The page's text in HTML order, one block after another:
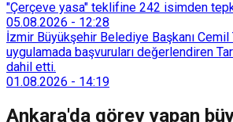
"Çerçeve yasa" teklifine 242 isimden
05.08.2026 - 12:28
İzmir Büyükşehir Belediye Başkanı
uygulamada başvuruları değerlendiren
dahil etti.
01.08.2026 - 14:19
Ankara'da görev yapan